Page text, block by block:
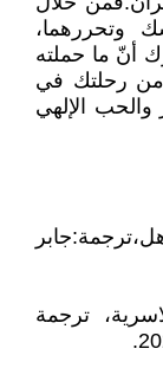
وتحررهما،
أنّ ما حملته
من رحلتك في
والحب الإلهي
ترجمة